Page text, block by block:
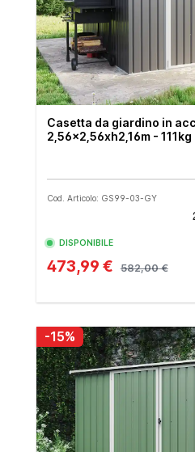
Casetta da giardino in
2,56x2,56xh2,16m -
Cod. Articolo: GS99-03-GY
DISPONIBILE
473,99 € 582,00 €
-15%